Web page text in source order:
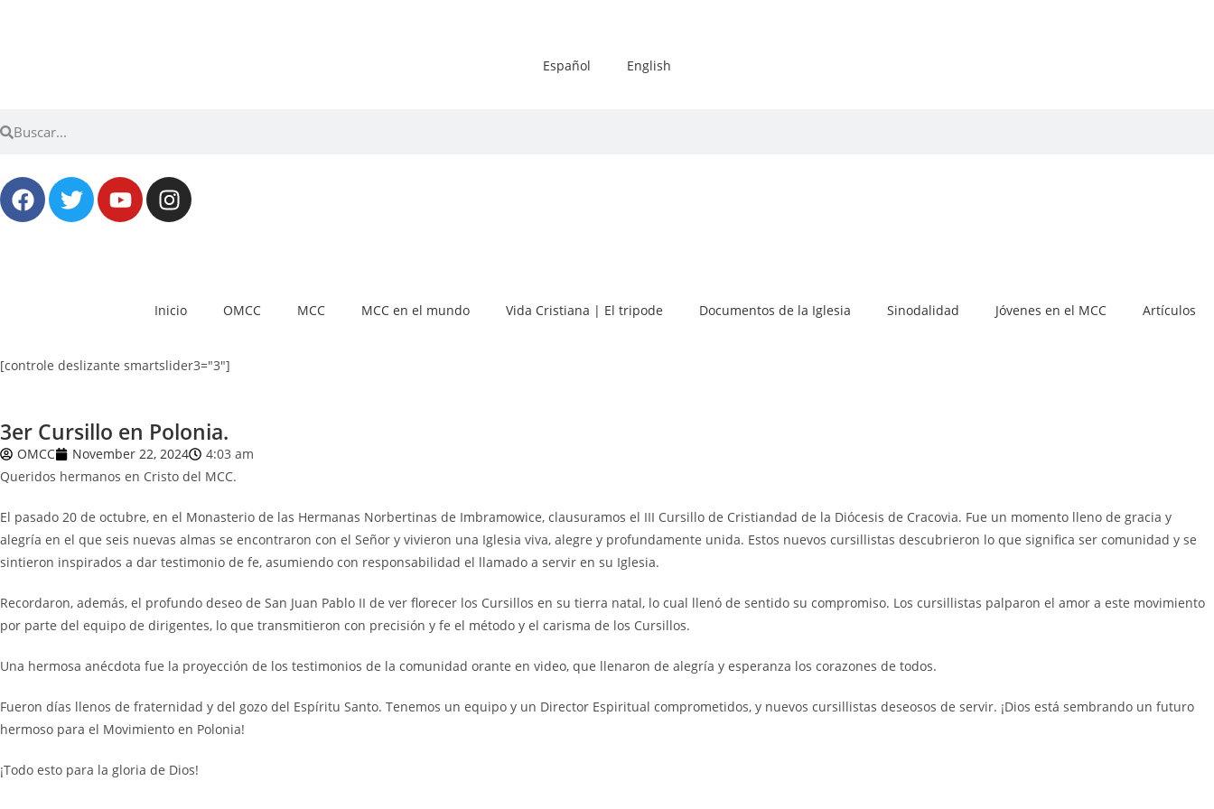
Español English
Inicio OMCC MCC MCC en el mundo Vida Cristiana | El tripode Documentos de la Iglesia Sinodalidad Jóvenes en el MCC Artículos
[controle deslizante smartslider3="3"]
3er Cursillo en Polonia.
OMCC November 22, 2024
4:03 am
Queridos hermanos en Cristo del MCC.
El pasado 20 de octubre, en el Monasterio de las Hermanas Norbertinas de Imbramowice, clausuramos el III Cursillo de Cristiandad de la Diócesis de Cracovia. Fue un momento lleno de gracia y
alegría en el que seis nuevas almas se encontraron con el Señor y vivieron una Iglesia viva, alegre y profundamente unida. Estos nuevos cursillistas descubrieron lo que significa ser comunidad y se
sintieron inspirados a dar testimonio de fe, asumiendo con responsabilidad el llamado a servir en su Iglesia.
Recordaron, además, el profundo deseo de San Juan Pablo II de ver florecer los Cursillos en su tierra natal, lo cual llenó de sentido su compromiso. Los cursillistas palparon el amor a este movimiento
por parte del equipo de dirigentes, lo que transmitieron con precisión y fe el método y el carisma de los Cursillos.
Una hermosa anécdota fue la proyección de los testimonios de la comunidad orante en video, que llenaron de alegría y esperanza los corazones de todos.
Fueron días llenos de fraternidad y del gozo del Espíritu Santo. Tenemos un equipo y un Director Espiritual comprometidos, y nuevos cursillistas deseosos de servir. ¡Dios está sembrando un futuro
hermoso para el Movimiento en Polonia!
¡Todo esto para la gloria de Dios!